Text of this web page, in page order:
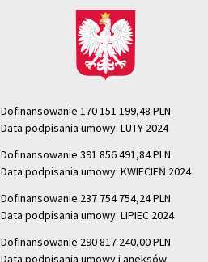
Dofinansowanie 170 151 199,48 PLN
Data podpisania umowy: LUTY 2024
Dofinansowanie 391 856 491,84 PLN
Data podpisania umowy: KWIECIEŃ 2024
Dofinansowanie 237 754 754,24 PLN
Data podpisania umowy: LIPIEC 2024
Dofinansowanie 290 817 240,00 PLN
Data podpisania umowy i aneksów: